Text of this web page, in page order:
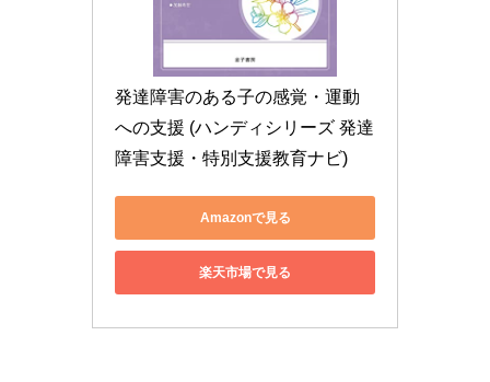
発達障害のある子の感覚・運動
への支援 (ハンディシリーズ 発達
障害支援・特別支援教育ナビ)
Amazonで見る
楽天市場で見る